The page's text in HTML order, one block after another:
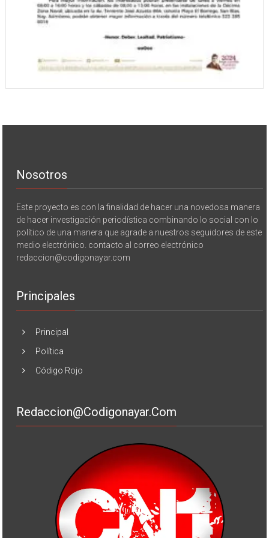
Nosotros
Este proyecto es con la finalidad de hacer una novedosa manera
de hacer investigación periodística combinando lo social con lo
político de una manera que agrade a nuestros seguidores de este
medio electrónico. contacto al correo electrónico
redaccion@codigonayar.com
Principales
Principal
Política
Código Rojo
Redaccion@codigonayar.com